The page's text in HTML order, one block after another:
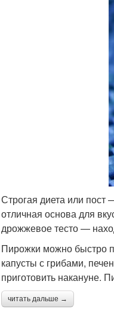
Строгая диета или пост
отличная основа для
дрожжевое тесто —
Пирожки можно быстро
капусты с грибами,
приготовить накануне.
читать дальше →